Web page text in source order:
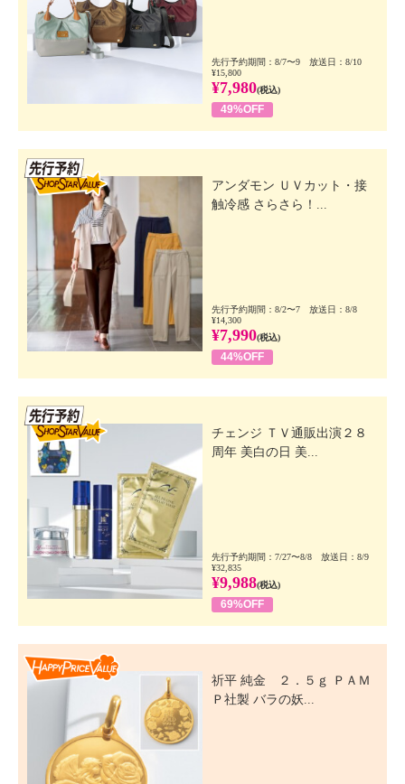
先行予約期間：8/7〜9 放送日：8/10
¥15,800
¥7,980(税込)
49%OFF
アンダモン ＵＶカット・接
触冷感 さらさら！...
先行予約期間：8/2〜7 放送日：8/8
¥14,300
¥7,990(税込)
44%OFF
チェンジ ＴＶ通販出演２８
周年 美白の日 美...
先行予約期間：7/27〜8/8 放送日：8/9
¥32,835
¥9,988(税込)
69%OFF
祈平 純金 ２．５ｇ ＰＡＭ
Ｐ社製 バラの妖...